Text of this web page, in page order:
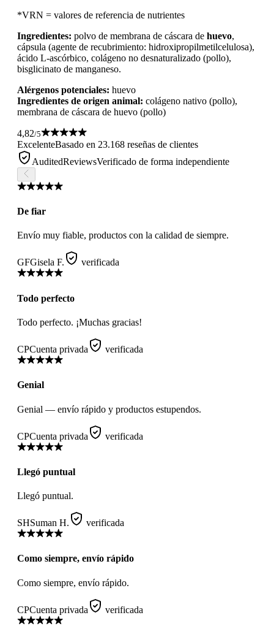
*VRN = valores de referencia de nutrientes
Ingredientes: polvo de membrana de cáscara de huevo,
cápsula (agente de recubrimiento: hidroxipropilmetilcelulosa),
ácido L-ascórbico, colágeno no desnaturalizado (pollo),
bisglicinato de manganeso.
Alérgenos potenciales: huevo
Ingredientes de origen animal: colágeno nativo (pollo),
membrana de cáscara de huevo (pollo)
4,82/5
ExcelenteBasado en 23.168 reseñas de clientes
AuditedReviewsVerificado de forma independiente
De fiar
Envío muy fiable, productos con la calidad de siempre.
GFGisela F. verificada
Todo perfecto
Todo perfecto. ¡Muchas gracias!
CPCuenta privada verificada
Genial
Genial — envío rápido y productos estupendos.
CPCuenta privada verificada
Llegó puntual
Llegó puntual.
SHSuman H. verificada
Como siempre, envío rápido
Como siempre, envío rápido.
CPCuenta privada verificada